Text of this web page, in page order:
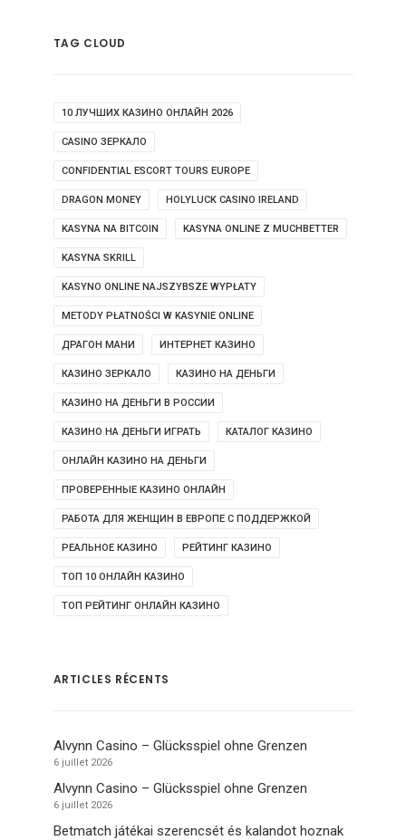
TAG CLOUD
10 ЛУЧШИХ КАЗИНО ОНЛАЙН 2026
CASINO ЗЕРКАЛО
CONFIDENTIAL ESCORT TOURS EUROPE
DRAGON MONEY HOLYLUCK CASINO IRELAND
KASYNA NA BITCOIN KASYNA ONLINE Z MUCHBETTER
KASYNA SKRILL
KASYNO ONLINE NAJSZYBSZE WYPŁATY
METODY PŁATNOŚCI W KASYNIE ONLINE
ДРАГОН МАНИ ИНТЕРНЕТ КАЗИНО
КАЗИНО ЗЕРКАЛО КАЗИНО НА ДЕНЬГИ
КАЗИНО НА ДЕНЬГИ В РОССИИ
КАЗИНО НА ДЕНЬГИ ИГРАТЬ КАТАЛОГ КАЗИНО
ОНЛАЙН КАЗИНО НА ДЕНЬГИ
ПРОВЕРЕННЫЕ КАЗИНО ОНЛАЙН
РАБОТА ДЛЯ ЖЕНЩИН В ЕВРОПЕ С ПОДДЕРЖКОЙ
РЕАЛЬНОЕ КАЗИНО РЕЙТИНГ КАЗИНО
ТОП 10 ОНЛАЙН КАЗИНО
ТОП РЕЙТИНГ ОНЛАЙН КАЗИНО
ARTICLES RÉCENTS
Alvynn Casino – Glücksspiel ohne Grenzen
6 juillet 2026
Alvynn Casino – Glücksspiel ohne Grenzen
6 juillet 2026
Betmatch játékai szerencsét és kalandot hoznak